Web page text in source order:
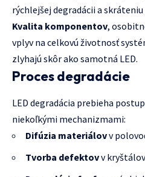
rýchlejšej degradácii a
Kvalita komponentov,
vplyv na celkovú životnosť
zlyhajú skôr ako samotná LED.
Proces degradácie
LED degradácia prebieha
niekoľkými mechanizmami:
Difúzia materiálovv
Tvorba defektovv